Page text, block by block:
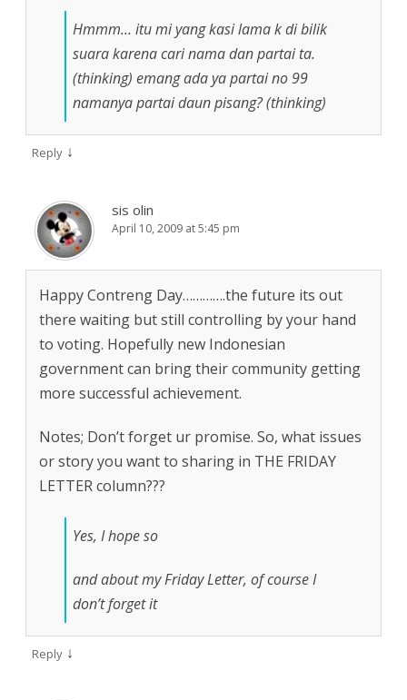
Hmmm… itu mi yang kasi lama k di bilik
suara karena cari nama dan partai ta.
(thinking) emang ada ya partai no 99
namanya partai daun pisang? (thinking)
Reply ↓
sis olin
April 10, 2009 at 5:45 pm
Happy Contreng Day………….the future its out
there waiting but still controlling by your hand
to voting. Hopefully new Indonesian
government can bring their community getting
more successful achievement.
Notes; Don’t forget ur promise. So, what issues
or story you want to sharing in THE FRIDAY
LETTER column???
Yes, I hope so
and about my Friday Letter, of course I
don’t forget it
Reply ↓